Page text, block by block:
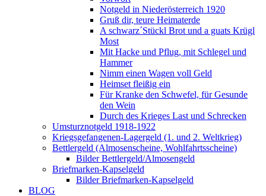
Notgeld in Niederösterreich 1920
Gruß dir, teure Heimaterde
A schwarz´Stückl Brot und a guats Krügl
Most
Mit Hacke und Pflug, mit Schlegel und
Hammer
Nimm einen Wagen voll Geld
Heimset fleißig ein
Für Kranke den Schwefel, für Gesunde
den Wein
Durch des Krieges Last und Schrecken
Umsturznotgeld 1918-1922
Kriegsgefangenen-Lagergeld (1. und 2. Weltkrieg)
Bettlergeld (Almosenscheine, Wohlfahrtsscheine)
Bilder Bettlergeld/Almosengeld
Briefmarken-Kapselgeld
Bilder Briefmarken-Kapselgeld
BLOG